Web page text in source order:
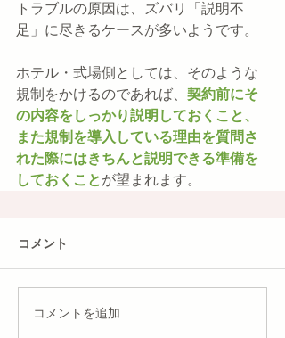
トラブルの原因は、ズバリ「説明不
足」に尽きるケースが多いようです。
ホテル・式場側としては、そのような
規制をかけるのであれば、 契約前にそ
の内容をしっかり説明しておくこと、
また規制を導入している理由を質問さ
れた際にはきちんと説明できる準備を
しておくことが望まれます。
コメント
コメントを追加…